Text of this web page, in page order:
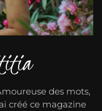
des mots,
créé ce magazine